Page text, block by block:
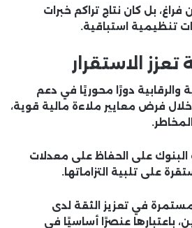
بل كان نتاج تراكم خبرات
تنظيمية استباقية.
الاستقرار
والرقابية دورًا محوريًا في دعم
فرض معايير ملاءة مالية قوية،
على الحفاظ على معدلات
على تلبية التزاماتها.
في تعزيز الثقة لدى
باعتبارها عنصرًا أساسيًا في